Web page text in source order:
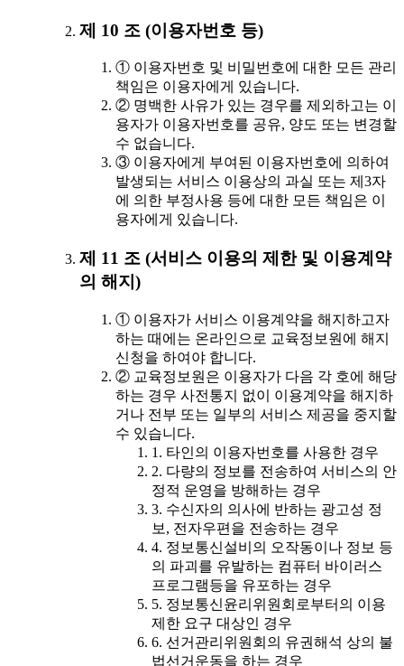
제 10 조 (이용자번호 등)
① 이용자번호 및 비밀번호에 대한 모든 관리
책임은 이용자에게 있습니다.
② 명백한 사유가 있는 경우를 제외하고는 이
용자가 이용자번호를 공유, 양도 또는 변경할
수 없습니다.
③ 이용자에게 부여된 이용자번호에 의하여
발생되는 서비스 이용상의 과실 또는 제3자
에 의한 부정사용 등에 대한 모든 책임은 이
용자에게 있습니다.
제 11 조 (서비스 이용의 제한 및 이용계약
의 해지)
① 이용자가 서비스 이용계약을 해지하고자
하는 때에는 온라인으로 교육정보원에 해지
신청을 하여야 합니다.
② 교육정보원은 이용자가 다음 각 호에 해당
하는 경우 사전통지 없이 이용계약을 해지하
거나 전부 또는 일부의 서비스 제공을 중지할
수 있습니다.
1. 타인의 이용자번호를 사용한 경우
2. 다량의 정보를 전송하여 서비스의 안
정적 운영을 방해하는 경우
3. 수신자의 의사에 반하는 광고성 정
보, 전자우편을 전송하는 경우
4. 정보통신설비의 오작동이나 정보 등
의 파괴를 유발하는 컴퓨터 바이러스
프로그램등을 유포하는 경우
5. 정보통신윤리위원회로부터의 이용
제한 요구 대상인 경우
6. 선거관리위원회의 유권해석 상의 불
법선거운동을 하는 경우